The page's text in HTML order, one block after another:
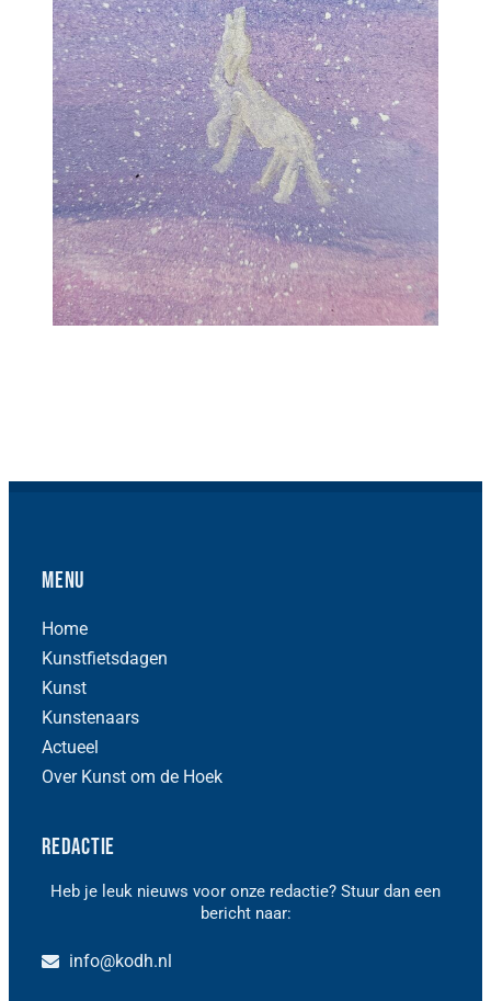
Menu
Home
Kunstfietsdagen
Kunst
Kunstenaars
Actueel
Over Kunst om de Hoek
Redactie
Heb je leuk nieuws voor onze redactie? Stuur dan een
bericht naar:
info@kodh.nl